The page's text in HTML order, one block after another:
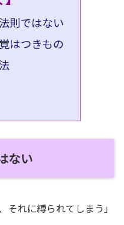
則ではない
はつきもの
ない
それに縛られてしまう」